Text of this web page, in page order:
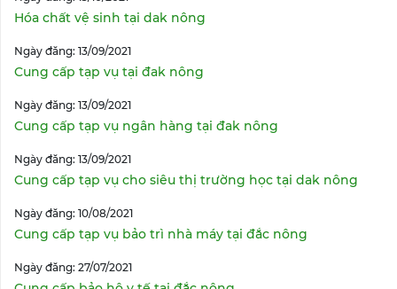
Hóa chất vệ sinh tại dak nông
Ngày đăng: 13/09/2021
Cung cấp tạp vụ tại đak nông
Ngày đăng: 13/09/2021
Cung cấp tạp vụ ngân hàng tại đak nông
Ngày đăng: 13/09/2021
Cung cấp tạp vụ cho siêu thị trường học tại dak nông
Ngày đăng: 10/08/2021
Cung cấp tạp vụ bảo trì nhà máy tại đắc nông
Ngày đăng: 27/07/2021